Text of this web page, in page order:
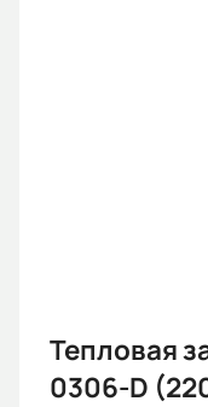
Тепловая
0306-D